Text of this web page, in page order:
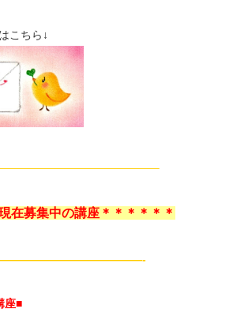
こちら↓
在募集中の講座＊＊＊＊＊＊
座■